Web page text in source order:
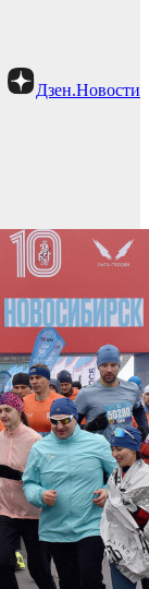
Дзен.Новости